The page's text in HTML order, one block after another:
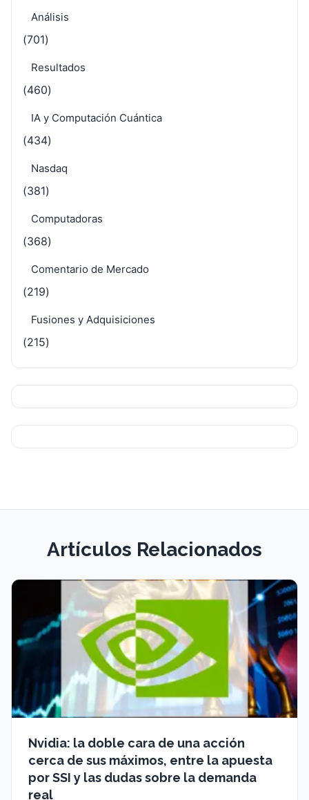
Análisis
(701)
Resultados
(460)
IA y Computación Cuántica
(434)
Nasdaq
(381)
Computadoras
(368)
Comentario de Mercado
(219)
Fusiones y Adquisiciones
(215)
Artículos Relacionados
Nvidia: la doble cara de una acción
cerca de sus máximos, entre la apuesta
por SSI y las dudas sobre la demanda
real